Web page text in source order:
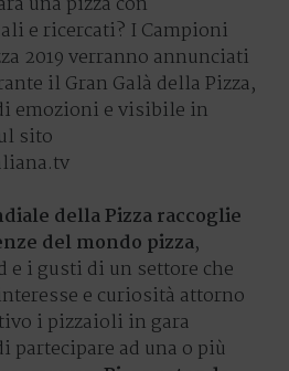
e ricercati? I Campioni
2019 verranno annunciati
il Gran Galà della Pizza,
emozioni e visibile in
sito
della Pizza raccoglie
del mondo pizza,
i gusti di un settore che
e curiosità attorno
i pizzaioli in gara
partecipare ad una o più